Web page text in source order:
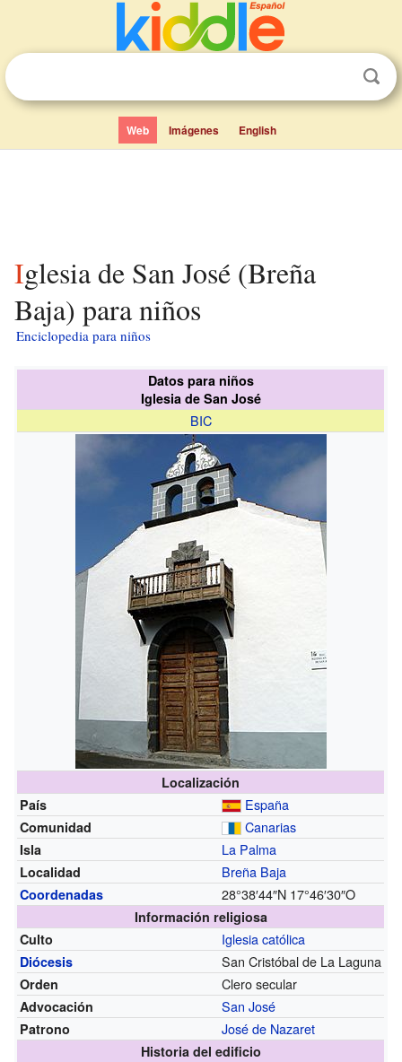
Web Imágenes English
Iglesia de San José (Breña
Baja) para niños
Enciclopedia para niños
Datos para niños
Iglesia de San José
BIC
Localización
País
España
Comunidad Canarias
Isla La Palma
Localidad Breña Baja
Coordenadas 28°38′44″N 17°46′30″O
Información religiosa
Culto
Iglesia católica
Diócesis San Cristóbal de La Laguna
Orden Clero secular
Advocación San José
Patrono José de Nazaret
Historia del edificio